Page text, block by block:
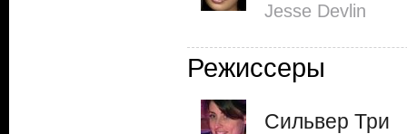
Jesse Devlin
Режиссеры
Сильвер Три